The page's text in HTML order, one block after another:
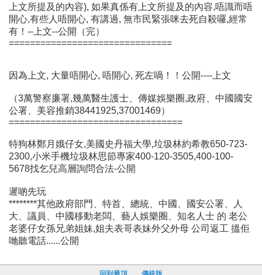
上文所提及的內容), 如果真係有上文所提及的內容,唔識而唔
開心,有些人唔開心, 有講過, 無市民緊張咪去死自殺囉,經常
有！--上文--公開（完）
===============================
因為上文, 大量唔開心, 唔開心, 死左喎！！公開----上文
（3萬警察廉署,幾萬醫生護士、傳媒娛樂圈,政府、中國國安
公署、美容推銷38441925,37001469）
=================================
特狗林鄭月娥仔女,美國史丹福大學,垃圾林約希教650-723-
2300,小米手機垃圾林思節專家400-120-3505,400-100-
5678找乞兒高層詢問合法-公開
遲啲先玩
********其他政府部門、特首、總統、中國、國安公署、人
大、議員、中國移動老闆、藝人娛樂圈、知名人士 的 老公
老婆仔女孫兄弟姐妹,姐夫表哥表妹外父外母 公司返工 搵佢
哋聽電話......公開